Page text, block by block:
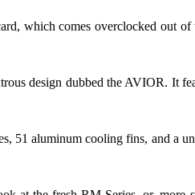
which comes overclocked out of
design dubbed the AVIOR. It
51 aluminum cooling fins, and a